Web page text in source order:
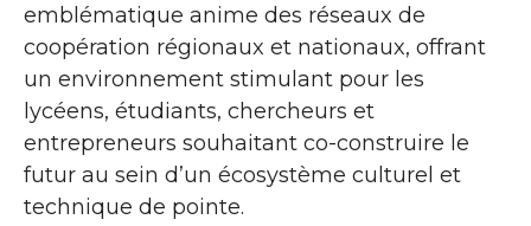
emblématique anime des réseaux de
coopération régionaux et nationaux, offrant
un environnement stimulant pour les
lycéens, étudiants, chercheurs et
entrepreneurs souhaitant co-construire le
futur au sein d’un écosystème culturel et
technique de pointe.